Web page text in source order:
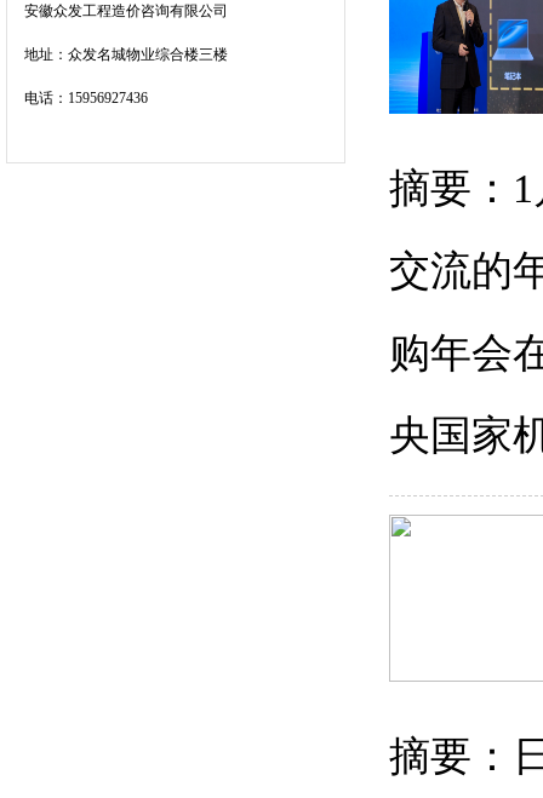
安徽众发工程造价咨询有限公司
地址： 众发名城物业综合楼三楼
电话：15956927436
摘要：
交流的
购年会
央国家
摘要：